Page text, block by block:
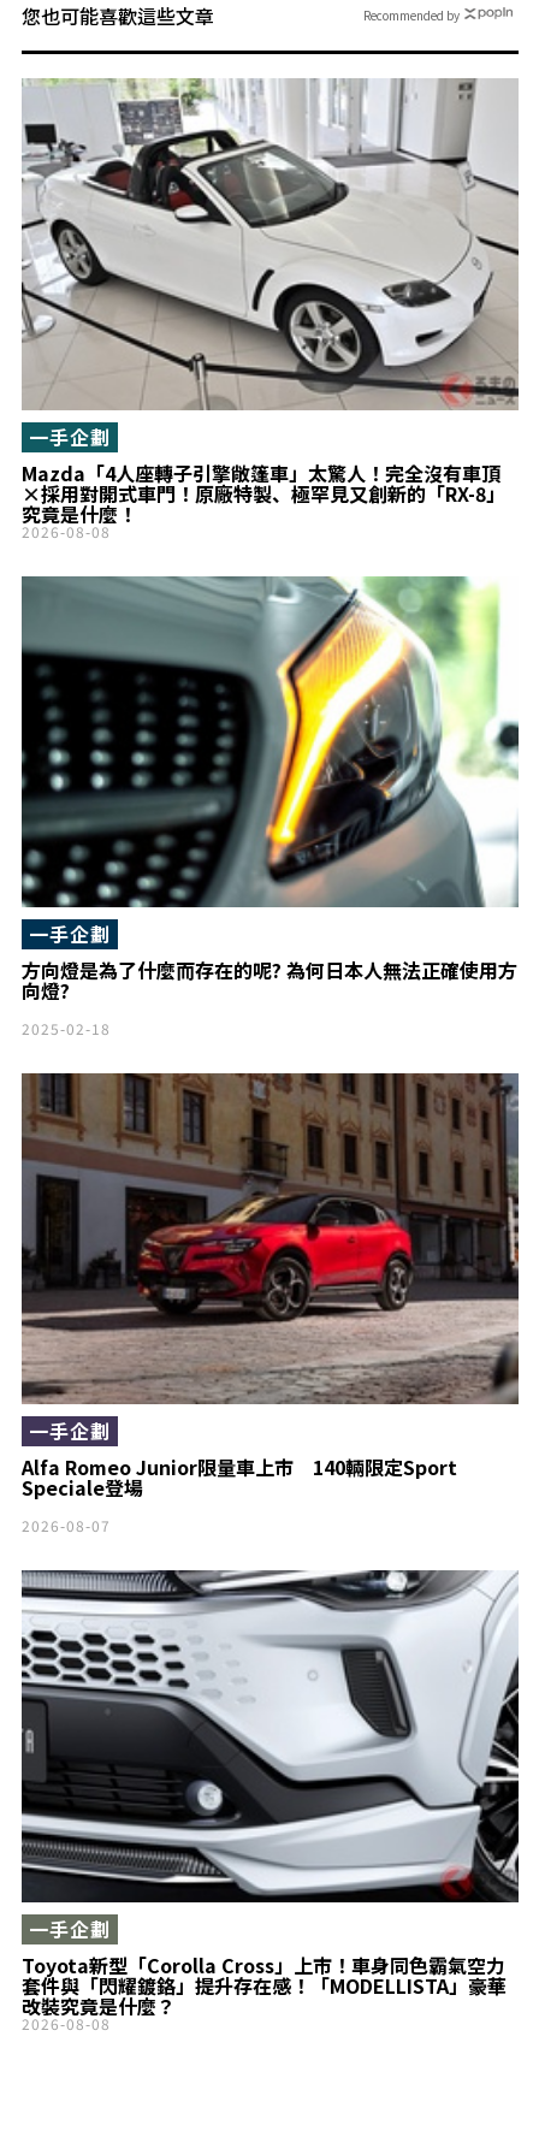
您也可能喜歡這些文章
Mazda「4人座轉子引擎敞篷車」太驚人！完全沒有車頂
×採用對開式車門！原廠特製、極罕見又創新的「RX-8」
究竟是什麼！
一手企劃
2026-08-08
方向燈是為了什麼而存在的呢? 為何日本人無法正確使用方
向燈?
一手企劃
2025-02-18
Alfa Romeo Junior限量車上市 140輛限定Sport
Speciale登場
一手企劃
2026-08-07
Toyota新型「Corolla Cross」上市！車身同色霸氣空力
套件與「閃耀鍍鉻」提升存在感！「MODELLISTA」豪華
改裝究竟是什麼？
一手企劃
2026-08-08
Recommended by